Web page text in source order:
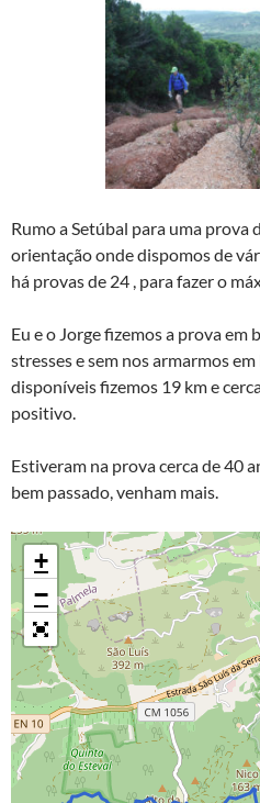
Rumo a Setúbal para uma prova
orientação onde dispomos de
há provas de 24 , para fazer o
Eu e o Jorge fizemos a prova em
stresses e sem nos armarmos
disponíveis fizemos 19 km e
positivo.
Estiveram na prova cerca de 40
bem passado, venham mais.
+
−